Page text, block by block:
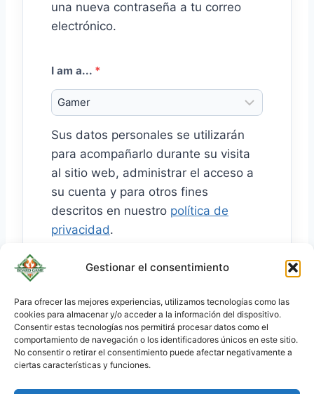
Gestionar el consentimiento
Para ofrecer las mejores experiencias, utilizamos tecnologías como las
cookies para almacenar y/o acceder a la información del dispositivo.
Consentir estas tecnologías nos permitirá procesar datos como el
comportamiento de navegación o los identificadores únicos en este sitio.
No consentir o retirar el consentimiento puede afectar negativamente a
ciertas características y funciones.
g
o
r
i
o
una nueva contraseña a tu correo
electrónico.
I am a... *
Sus datos personales se utilizarán
para acompañarlo durante su visita
al sitio web, administrar el acceso a
su cuenta y para otros fines
descritos en nuestro política de
privacidad.
Crear cuenta
RU
JA
KO